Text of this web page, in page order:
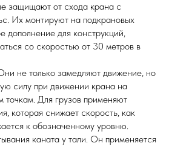
защищают от схода крана с
Их монтируют на подкрановых
дополнение для конструкций,
со скоростью от 30 метров в
не только замедляют движение, но
силу при движении крана на
точкам. Для грузов применяют
которая снижает скорость, как
к обозначенному уровню.
каната у тали. Он применяется